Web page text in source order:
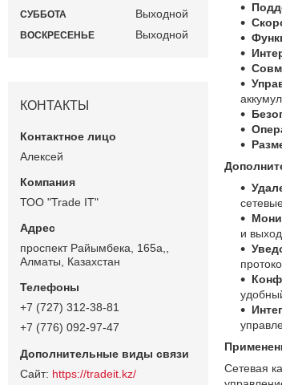
и
Сетевая
СУББОТА Выходной
ВОСКРЕСЕНЬЕ Выходной
КОНТАКТЫ
Алексей
ТОО "Trade IT"
проспект Райымбека, 165а,,
Алматы, Казахстан
+7 (727) 312-38-81
+7 (776) 092-97-47
https://tradeit.kz/